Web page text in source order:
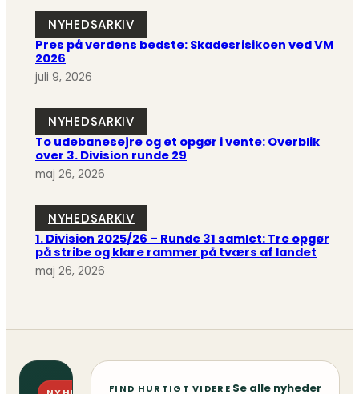
NYHEDSARKIV
Pres på verdens bedste: Skadesrisikoen ved VM
2026
juli 9, 2026
NYHEDSARKIV
To udebanesejre og et opgør i vente: Overblik
over 3. Division runde 29
maj 26, 2026
NYHEDSARKIV
1. Division 2025/26 – Runde 31 samlet: Tre opgør
på stribe og klare rammer på tværs af landet
maj 26, 2026
FIND HURTIGT VIDERE Se alle nyheder